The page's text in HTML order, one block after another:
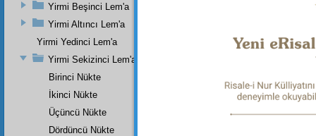
Sûresi,
Yirmi Beşinci Lem'a
Yirmi Altıncı Lem'a
Yirmi Yedinci Lem'a
Yirmi Sekizinci Lem'a
Birinci Nükte
İkinci Nükte
Üçüncü Nükte
Dördüncü Nükte